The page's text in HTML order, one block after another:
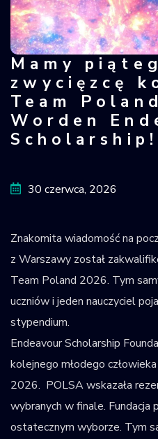
Sektor
Polska w
kosmosie
Krajowy Rejestr
Obiektów
Kosmicznych
Mamy piątego
Mamy
zwycięzcę
Team
Worden
Scholarship!
30 czerwca, 2026
Znakomita wiadomość na
z Warszawy został
Team Poland 2026. Tym
uczniów i jeden nauczyciel
stypendium.
Endeavour Scholarship
kolejnego młodego
2026. POLSA wskazała
wybranych w finale. Fundacja
ostatecznym wyborze. Tym